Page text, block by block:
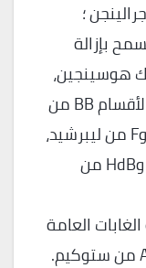
بإزالة
هوسينجين،
وتاندل، وبورشيد، وفيل دييكيرش، والأقسام BB من
براندنبورغ الغربية، وB من ميشيلاو، وF من ليبرشيد،
وA من ديكيرش، وHdA من هوشيد، وHdB من
العامة